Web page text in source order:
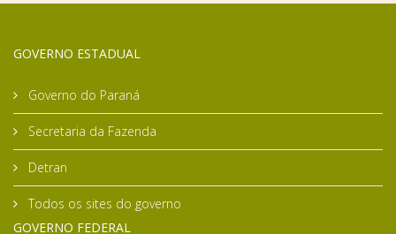
GOVERNO ESTADUAL
Governo do Paraná
Secretaria da Fazenda
Detran
Todos os sites do governo
GOVERNO FEDERAL